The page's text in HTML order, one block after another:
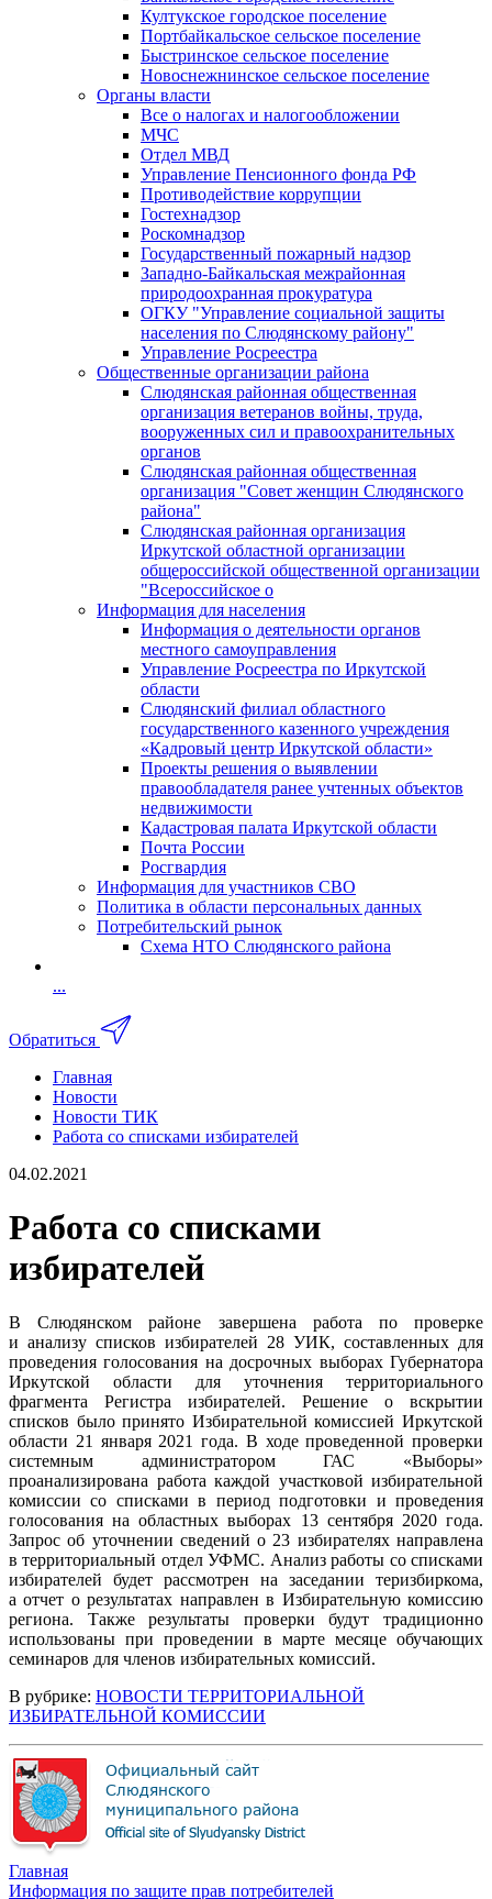
Култукское городское поселение
Портбайкальское сельское поселение
Быстринское сельское поселение
Новоснежнинское сельское поселение
Органы власти
Все о налогах и налогообложении
МЧС
Отдел МВД
Управление Пенсионного фонда РФ
Противодействие коррупции
Гостехнадзор
Роскомнадзор
Государственный пожарный надзор
Западно-Байкальская межрайонная
природоохранная прокуратура
ОГКУ "Управление социальной защиты
населения по Слюдянскому району"
Управление Росреестра
Общественные организации района
Слюдянская районная общественная
организация ветеранов войны, труда,
вооруженных сил и правоохранительных
органов
Слюдянская районная общественная
организация "Совет женщин Слюдянского
района"
Слюдянская районная организация
Иркутской областной организации
общероссийской общественной организации
"Всероссийское о
Информация для населения
Информация о деятельности органов
местного самоуправления
Управление Росреестра по Иркутской
области
Слюдянский филиал областного
государственного казенного учреждения
«Кадровый центр Иркутской области»
Проекты решения о выявлении
правообладателя ранее учтенных объектов
недвижимости
Кадастровая палата Иркутской области
Почта России
Росгвардия
Информация для участников СВО
Политика в области персональных данных
Потребительский рынок
Схема НТО Слюдянского района
...
Обратиться
Главная
Новости
Новости ТИК
Работа со списками избирателей
04.02.2021
Работа со списками
избирателей
В Слюдянском районе завершена работа по проверке
и анализу списков избирателей 28 УИК, составленных для
проведения голосования на досрочных выборах Губернатора
Иркутской области для уточнения территориального
фрагмента Регистра избирателей. Решение о вскрытии
списков было принято Избирательной комиссией Иркутской
области 21 января 2021 года. В ходе проведенной проверки
системным администратором ГАС «Выборы»
проанализирована работа каждой участковой избирательной
комиссии со списками в период подготовки и проведения
голосования на областных выборах 13 сентября 2020 года.
Запрос об уточнении сведений о 23 избирателях направлена
в территориальный отдел УФМС. Анализ работы со списками
избирателей будет рассмотрен на заседании теризбиркома,
а отчет о результатах направлен в Избирательную комиссию
региона. Также результаты проверки будут традиционно
использованы при проведении в марте месяце обучающих
семинаров для членов избирательных комиссий.
В рубрике: НОВОСТИ ТЕРРИТОРИАЛЬНОЙ
ИЗБИРАТЕЛЬНОЙ КОМИССИИ
Главная
Информация по защите прав потребителей